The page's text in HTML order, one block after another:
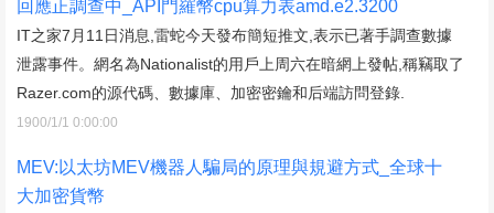
回應正調查中_API門羅幣cpu算力表amd.e2.3200
IT之家7月11日消息,雷蛇今天發布簡短推文,表示已著手調查數據
泄露事件。網名為Nationalist的用戶上周六在暗網上發帖,稱竊取了
Razer.com的源代碼、數據庫、加密密鑰和后端訪問登錄.
1900/1/1 0:00:00
MEV:以太坊MEV機器人騙局的原理與規避方式_全球十
大加密貨幣